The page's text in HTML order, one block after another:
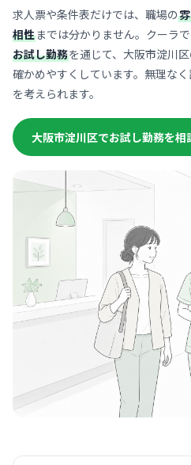
求人票や条件表だけでは、職場の
相性までは分かりません。クーラで
お試し勤務を通じて、大阪市淀川
確かめやすくしています。無理な
を考えられます。
大阪市淀川区でお試し勤務を相